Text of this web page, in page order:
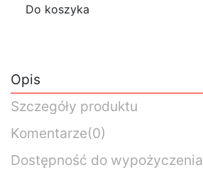
Do koszyka
Opis
Szczegóły produktu
Komentarze(0)
Dostępność do wypożyczenia